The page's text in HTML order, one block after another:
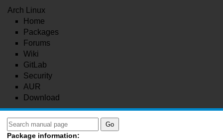
Arch Linux
Home
Packages
Forums
Wiki
GitLab
Security
AUR
Download
Package information: